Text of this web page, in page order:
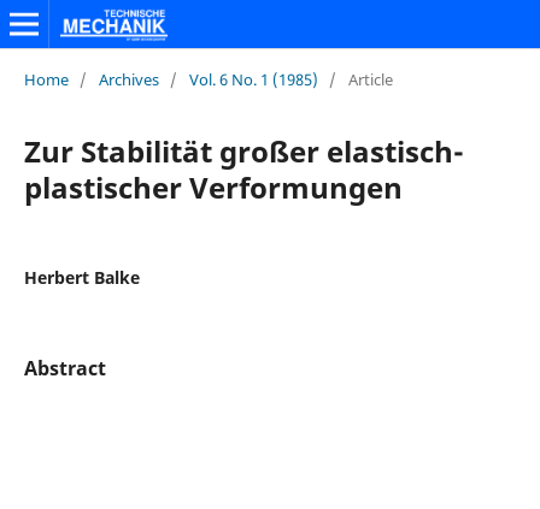
Home / Archives / Vol. 6 No. 1 (1985) / Article
Zur Stabilität großer elastisch-
plastischer Verformungen
Herbert Balke
Abstract